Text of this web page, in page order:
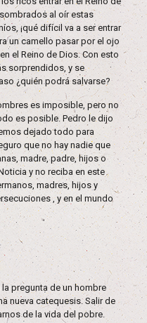
al oír estas
¡qué difícil va a ser entrar
un camello pasar por el ojo
el Reino de Dios. Con esto
sorprendidos, y se
¿quién podrá salvarse?
es imposible, pero no
es posible. Pedro le dijo
dejado todo para
que no hay nadie que
madre, padre, hijos o
y no reciba en este
madres, hijos y
, y en el mundo
pregunta de un hombre
nueva catequesis. Salir de
de la vida del pobre.